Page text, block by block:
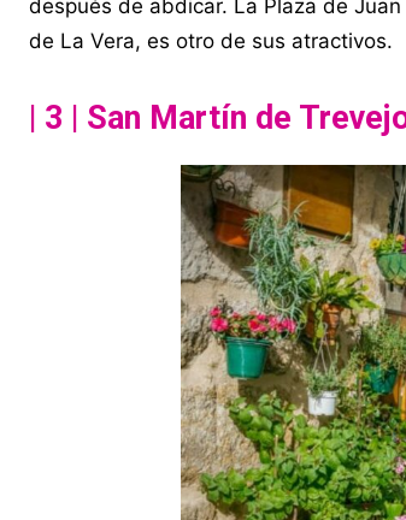
después de abdicar. La Plaza de
de La Vera, es otro de sus atractivos.
| 3 | San Martín de